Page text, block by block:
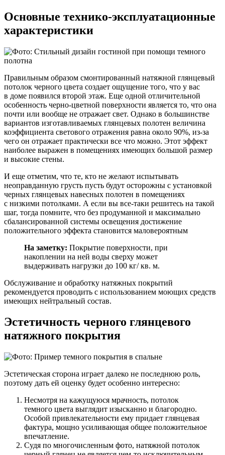
Основные технико-эксплуатационные
характеристики
Правильным образом смонтированный натяжной глянцевый
потолок черного цвета создает ощущение того, что у вас
в доме появился второй этаж. Еще одной отличительной
особенность черно-цветной поверхности является то, что она
почти или вообще не отражает свет. Однако в большинстве
вариантов изготавливаемых глянцевых полотен величина
коэффициента светового отражения равна около 90%, из-за
чего он отражает практически все что можно. Этот эффект
наиболее выражен в помещениях имеющих большой размер
и высокие стены.
И еще отметим, что те, кто не желают испытывать
неоправданную грусть пусть будут осторожны с установкой
черных глянцевых навесных полотен в помещениях
с низкими потолками. А если вы все-таки решитесь на такой
шаг, тогда помните, что без продуманной и максимально
сбалансированной системы освещения достижение
положительного эффекта становится маловероятным
На заметку: Покрытие поверхности, при
накоплении на ней воды сверху может
выдерживать нагрузки до 100 кг/ кв. м.
Обслуживание и обработку натяжных покрытий
рекомендуется проводить с использованием моющих средств
имеющих нейтральный состав.
Эстетичность черного глянцевого
натяжного покрытия
Эстетическая сторона играет далеко не последнюю роль,
поэтому дать ей оценку будет особенно интересно:
Несмотря на кажущуюся мрачность, потолок
темного цвета выглядит изысканно и благородно.
Особой привлекательности ему придает глянцевая
фактура, мощно усиливающая общее положительное
впечатление.
Судя по многочисленным фото, натяжной потолок